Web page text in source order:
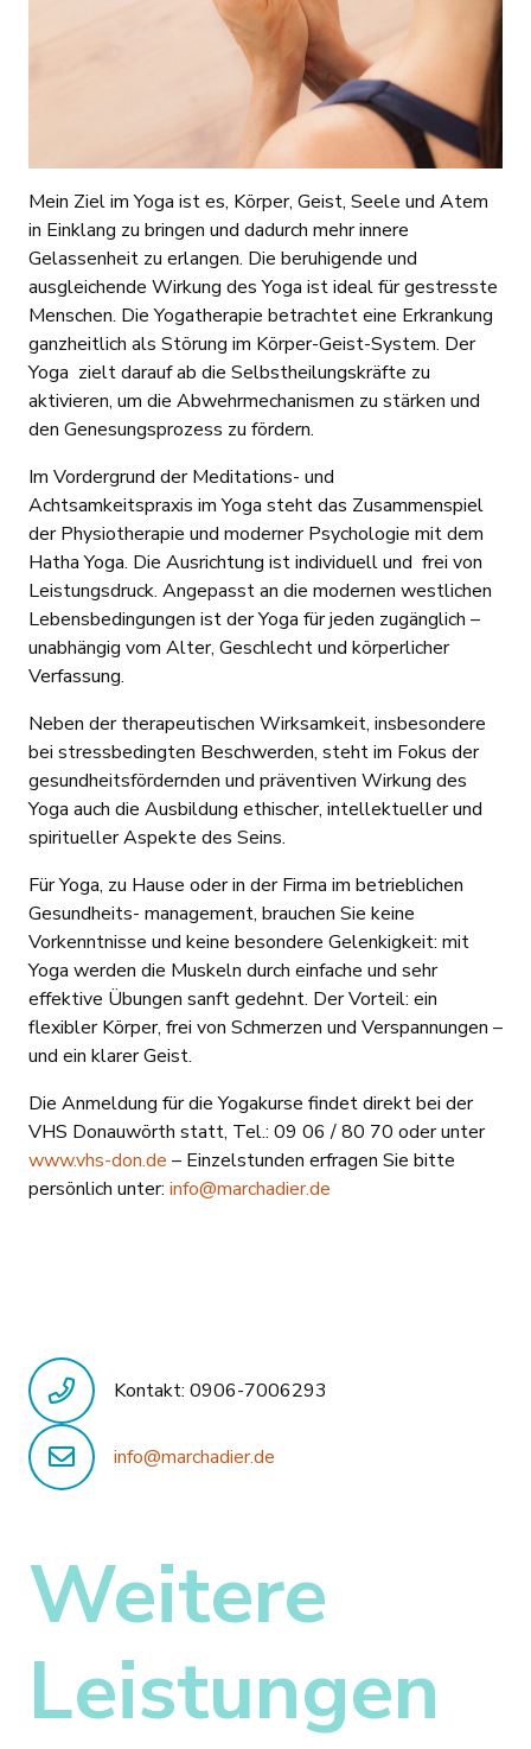
Mein Ziel im Yoga ist es, Körper, Geist, Seele und Atem
in Einklang zu bringen und dadurch mehr innere
Gelassenheit zu erlangen. Die beruhigende und
ausgleichende Wirkung des Yoga ist ideal für gestresste
Menschen. Die Yogatherapie betrachtet eine Erkrankung
ganzheitlich als Störung im Körper-Geist-System. Der
Yoga zielt darauf ab die Selbstheilungskräfte zu
aktivieren, um die Abwehrmechanismen zu stärken und
den Genesungsprozess zu fördern.
Im Vordergrund der Meditations- und
Achtsamkeitspraxis im Yoga steht das Zusammenspiel
der Physiotherapie und moderner Psychologie mit dem
Hatha Yoga. Die Ausrichtung ist individuell und frei von
Leistungsdruck. Angepasst an die modernen westlichen
Lebensbedingungen ist der Yoga für jeden zugänglich –
unabhängig vom Alter, Geschlecht und körperlicher
Verfassung.
Neben der therapeutischen Wirksamkeit, insbesondere
bei stressbedingten Beschwerden, steht im Fokus der
gesundheitsfördernden und präventiven Wirkung des
Yoga auch die Ausbildung ethischer, intellektueller und
spiritueller Aspekte des Seins.
Für Yoga, zu Hause oder in der Firma im betrieblichen
Gesundheits- management, brauchen Sie keine
Vorkenntnisse und keine besondere Gelenkigkeit: mit
Yoga werden die Muskeln durch einfache und sehr
effektive Übungen sanft gedehnt. Der Vorteil: ein
flexibler Körper, frei von Schmerzen und Verspannungen –
und ein klarer Geist.
Die Anmeldung für die Yogakurse findet direkt bei der
VHS Donauwörth statt, Tel.: 09 06 / 80 70 oder unter
www.vhs-don.de – Einzelstunden erfragen Sie bitte
persönlich unter: info@marchadier.de
Kontakt: 0906-7006293
info@marchadier.de
Weitere
Leistungen